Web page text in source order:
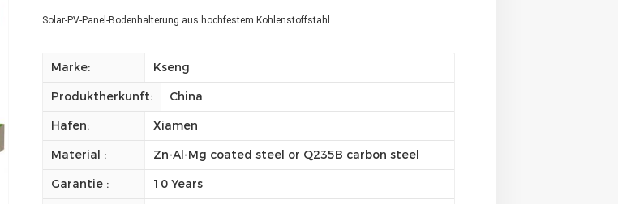
Solar-PV-Panel-Bodenhalterung aus hochfestem Kohlenstoffstahl
Marke:
Kseng
Produktherkunft:
China
Hafen:
Xiamen
Material :
Zn-Al-Mg coated steel or Q235B carbon steel
Garantie :
10 Years